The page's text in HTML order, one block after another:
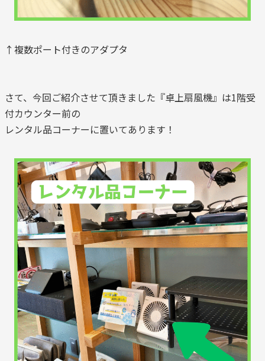
↑複数ポート付きのアダプタ
さて、今回ご紹介させて頂きました『卓上扇風機』は1階受
付カウンター前の
レンタル品コーナーに置いてあります！